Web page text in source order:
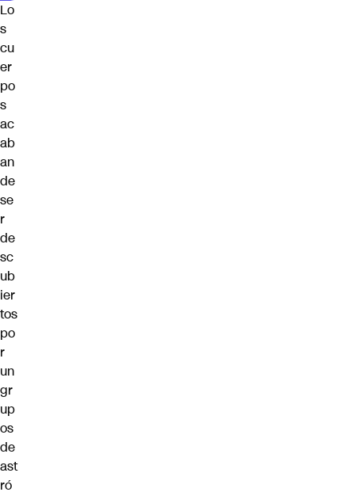
Lo
s
cu
er
po
s
ac
ab
an
de
se
r
de
sc
ub
ier
tos
po
r
un
gr
up
os
de
ast
ró